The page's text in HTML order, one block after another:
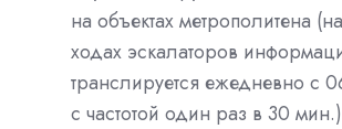
на объектах метрополитена
ходах эскалаторов
транслируется ежедневно с
с частотой один раз в 30 мин.)